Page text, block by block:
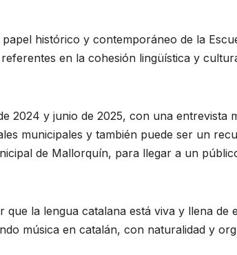
histórico y contemporáneo de la
en la cohesión lingüística y
2024 y junio de 2025, con una entrevista
municipales y también puede ser un
de Mallorquín, para llegar a un
la lengua catalana está viva y llena de
música en catalán, con naturalidad y